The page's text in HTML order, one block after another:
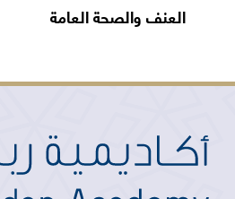
العنف والصحة العامة